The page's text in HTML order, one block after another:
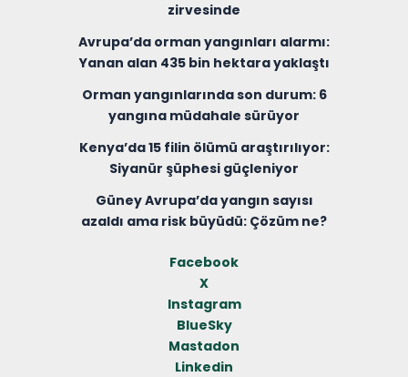
zirvesinde
Avrupa’da orman yangınları alarmı:
Yanan alan 435 bin hektara yaklaştı
Orman yangınlarında son durum: 6
yangına müdahale sürüyor
Kenya’da 15 filin ölümü araştırılıyor:
Siyanür şüphesi güçleniyor
Güney Avrupa’da yangın sayısı
azaldı ama risk büyüdü: Çözüm ne?
Facebook
X
Instagram
BlueSky
Mastadon
Linkedin